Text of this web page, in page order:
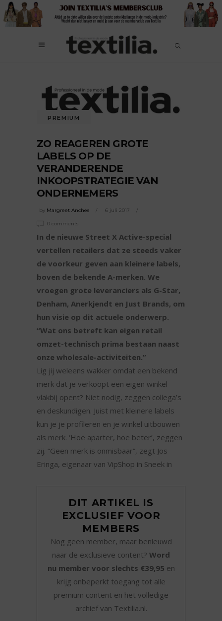
PREMIUM
ZO REAGEREN GROTE
LABELS OP DE
VERANDERENDE
INKOOPSTRATEGIE VAN
ONDERNEMERS
by Margreet Anches 6 juli 2017
0 comments
In de nieuwe Street X Active-special
vertellen retailers dat ze steeds vaker
de voorkeur geven aan kleinere labels,
boven de bekende A-merken. We
vroegen grote leveranciers als G-Star,
Denham, Anerkjendt en Just Brands, om
hun visie op dit actuele onderwerp.
“Wat ons betreft kan eigen retail
omzet-technisch prima bestaan naast
onze wholesale-activiteiten.”
Lig jij weleens wakker omdat een bekend
merk dat je verkoopt een eigen winkel
vlakbij opent? Niet nodig, zeggen collega’s
en deskundigen. Juist met kleinere labels
kun je je profileren en je winkel uitbouwen
als merk. ‘Hoe aparter, hoe beter’, zeggen
zij. “Geen merk is onmisbaar”, zegt Jos
Eringa, eigenaar van VipShop in Sneek in
DIT ARTIKEL IS
EXCLUSIEF VOOR
MEMBERS
Nog geen member, maar benieuwd
naar de exclusieve content? Word
nu member voor slechts €39,95 en
krijg onbeperkt toegang tot alle
premium content en het volledige
archief van Textilia.nl.